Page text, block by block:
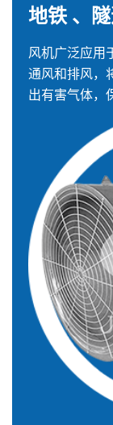
地铁 、
风机广泛应用
通风和排风，
出有害气体，